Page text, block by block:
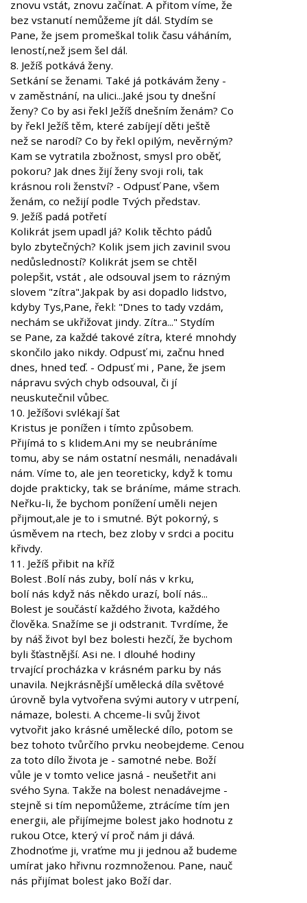
znovu vstát, znovu začínat. A přitom víme, že
bez vstanutí nemůžeme jít dál. Stydím se
Pane, že jsem promeškal tolik času váháním,
leností,než jsem šel dál.
8. Ježíš potkává ženy.
Setkání se ženami. Také já potkávám ženy -
v zaměstnání, na ulici...Jaké jsou ty dnešní
ženy? Co by asi řekl Ježíš dnešním ženám? Co
by řekl Ježíš těm, které zabíjejí děti ještě
než se narodí? Co by řekl opilým, nevěrným?
Kam se vytratila zbožnost, smysl pro oběť,
pokoru? Jak dnes žijí ženy svoji roli, tak
krásnou roli ženství? - Odpusť Pane, všem
ženám, co nežijí podle Tvých představ.
9. Ježíš padá potřetí
Kolikrát jsem upadl já? Kolik těchto pádů
bylo zbytečných? Kolik jsem jich zavinil svou
nedůsledností? Kolikrát jsem se chtěl
polepšit, vstát , ale odsouval jsem to rázným
slovem "zítra".Jakpak by asi dopadlo lidstvo,
kdyby Tys,Pane, řekl: "Dnes to tady vzdám,
nechám se ukřižovat jindy. Zítra..." Stydím
se Pane, za každé takové zítra, které mnohdy
skončilo jako nikdy. Odpusť mi, začnu hned
dnes, hned teď. - Odpusť mi , Pane, že jsem
nápravu svých chyb odsouval, či jí
neuskutečnil vůbec.
10. Ježíšovi svlékají šat
Kristus je ponížen i tímto způsobem.
Přijímá to s klidem.Ani my se neubráníme
tomu, aby se nám ostatní nesmáli, nenadávali
nám. Víme to, ale jen teoreticky, když k tomu
dojde prakticky, tak se bráníme, máme strach.
Neřku-li, že bychom ponížení uměli nejen
přijmout,ale je to i smutné. Být pokorný, s
úsměvem na rtech, bez zloby v srdci a pocitu
křivdy.
11. Ježíš přibit na kříž
Bolest .Bolí nás zuby, bolí nás v krku,
bolí nás když nás někdo urazí, bolí nás...
Bolest je součástí každého života, každého
člověka. Snažíme se ji odstranit. Tvrdíme, že
by náš život byl bez bolesti hezčí, že bychom
byli šťastnější. Asi ne. I dlouhé hodiny
trvající procházka v krásném parku by nás
unavila. Nejkrásnější umělecká díla světové
úrovně byla vytvořena svými autory v utrpení,
námaze, bolesti. A chceme-li svůj život
vytvořit jako krásné umělecké dílo, potom se
bez tohoto tvůrčího prvku neobejdeme. Cenou
za toto dílo života je - samotné nebe. Boží
vůle je v tomto velice jasná - neušetřit ani
svého Syna. Takže na bolest nenadávejme -
stejně si tím nepomůžeme, ztrácíme tím jen
energii, ale přijímejme bolest jako hodnotu z
rukou Otce, který ví proč nám ji dává.
Zhodnoťme ji, vraťme mu ji jednou až budeme
umírat jako hřivnu rozmnoženou. Pane, nauč
nás přijímat bolest jako Boží dar.